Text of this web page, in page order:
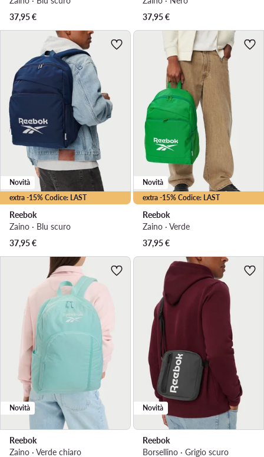
37,95€
37,95€
extra -15% Codice: LAST
Novità
Reebok
Zaino · Blu scuro
37,95€
extra -15% Codice: LAST
Novità
Reebok
Zaino · Verde
37,95€
Novità
Reebok
Zaino · Verde chiaro
Novità
Reebok
Borsellino · Grigio scuro